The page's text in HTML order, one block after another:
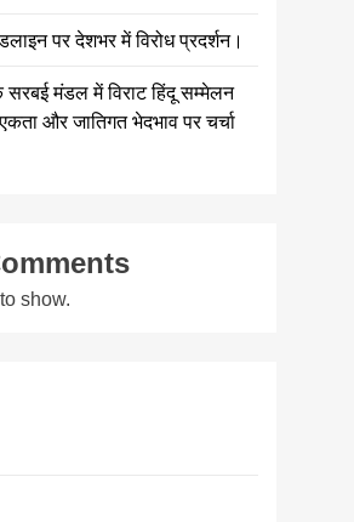
पर देशभर में विरोध प्रदर्शन।
सरबई मंडल में विराट हिंदू सम्मेलन
और जातिगत भेदभाव पर चर्चा
show.